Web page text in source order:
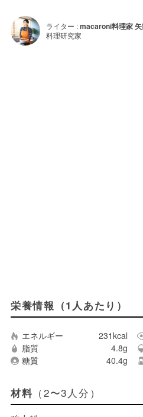
ライター :macaroni料理家
料理研究家
栄養情報（1人あたり）
エネルギー 231kcal
脂質
4.8g
糖質
40.4g
材料 （2〜3人分）